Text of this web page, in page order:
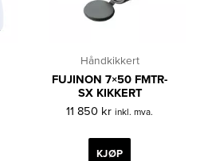
Håndkikkert
FUJINON 7×50 FMTR-
SX KIKKERT
11 850 kr inkl. mva.
KJØP